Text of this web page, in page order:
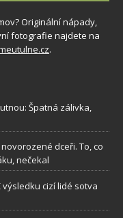
Originální nápady,
fotografie najdete na
.
Špatná zálivka,
dceři. To, co
nečekal
cizí lidé sotva